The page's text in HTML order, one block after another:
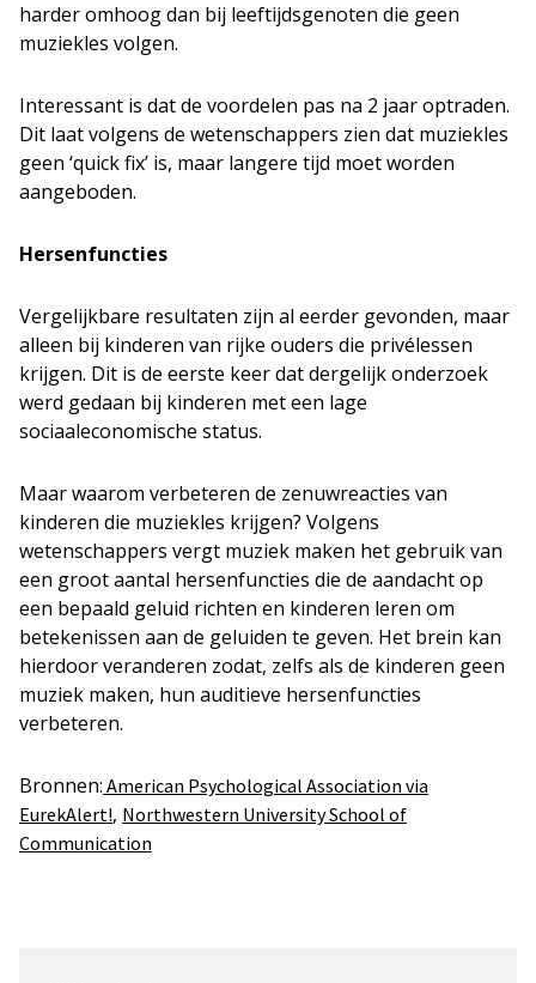
harder omhoog dan bij leeftijdsgenoten die geen
muziekles volgen.
Interessant is dat de voordelen pas na 2 jaar optraden.
Dit laat volgens de wetenschappers zien dat muziekles
geen ‘quick fix’ is, maar langere tijd moet worden
aangeboden.
Hersenfuncties
Vergelijkbare resultaten zijn al eerder gevonden, maar
alleen bij kinderen van rijke ouders die privélessen
krijgen. Dit is de eerste keer dat dergelijk onderzoek
werd gedaan bij kinderen met een lage
sociaaleconomische status.
Maar waarom verbeteren de zenuwreacties van
kinderen die muziekles krijgen? Volgens
wetenschappers vergt muziek maken het gebruik van
een groot aantal hersenfuncties die de aandacht op
een bepaald geluid richten en kinderen leren om
betekenissen aan de geluiden te geven. Het brein kan
hierdoor veranderen zodat, zelfs als de kinderen geen
muziek maken, hun auditieve hersenfuncties
verbeteren.
Bronnen: American Psychological Association via
EurekAlert!, Northwestern University School of
Communication